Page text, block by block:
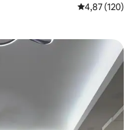
Priemerné
4,87 (120)